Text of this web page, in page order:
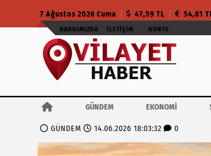
7 Ağustos 2026 Cuma 47,59 TL 54,81
HAKKIMIZDA İLETIŞIM KÜNYE
GÜNDEM EKONOMİ
GÜNDEM 14.06.2026 18:03:32 0